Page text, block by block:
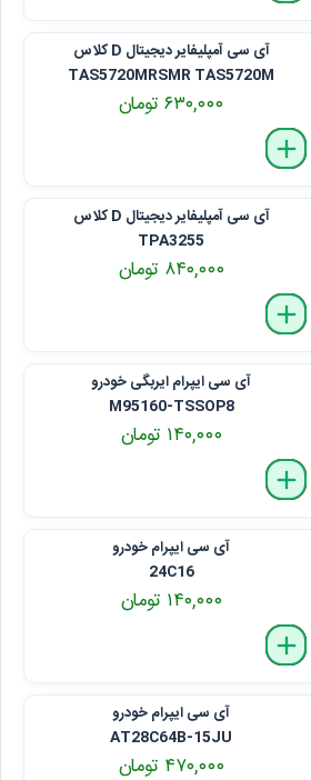
آی ‌سی آمپلیفایر دیجیتال D کلاس
TAS5720MRSMR TAS5720M
۶۳۰,۰۰۰ تومان
delete
remove
add
آی ‌سی آمپلیفایر دیجیتال D کلاس
TPA3255
۸۴۰,۰۰۰ تومان
delete
remove
add
آی ‌سی ایپرام ایربگی خودرو
M95160-TSSOP8
۱۴۰,۰۰۰ تومان
delete
remove
add
آی ‌سی ایپرام خودرو
24C16
۱۴۰,۰۰۰ تومان
delete
remove
add
آی ‌سی ایپرام خودرو
AT28C64B-15JU
۴۷۰,۰۰۰ تومان